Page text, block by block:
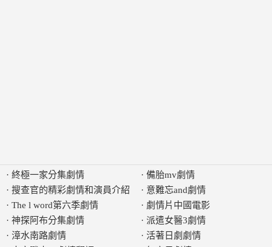
· 終極一家分集劇情
· 搜查官的精彩劇情和演員介紹
· The l word第六季劇情
· 神探阿布分集劇情
· 漳水南路劇情
· 備胎mv劇情
· 意難忘and劇情
· 劇情片中國電影
· 派遣女醫3劇情
· 活著日劇劇情